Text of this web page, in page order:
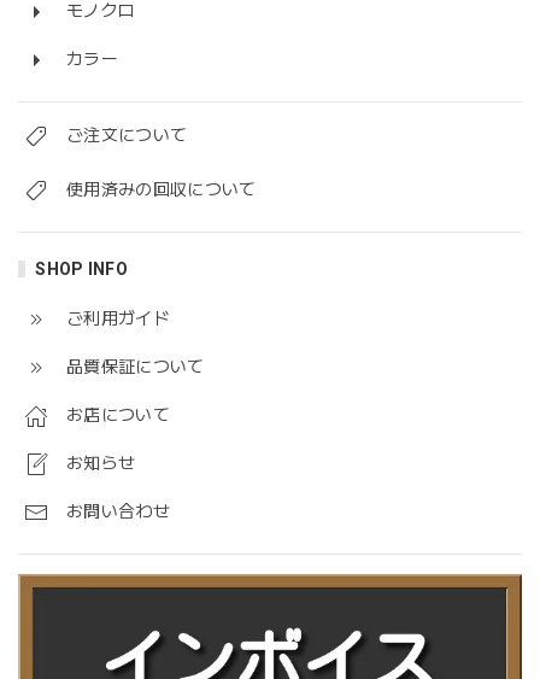
モノクロ
カラー
ご注文について
使用済みの回収について
SHOP INFO
ご利用ガイド
品質保証について
お店について
お知らせ
お問い合わせ